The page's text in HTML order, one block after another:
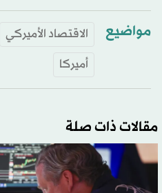
مواضيع الاقتصاد الأميركي
أميركا
مقالات ذات صلة